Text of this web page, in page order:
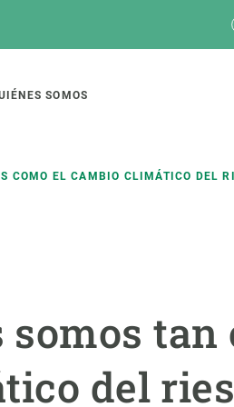
SOMOS
COMO EL CAMBIO CLIMÁTICO DEL
del
de ecosistemas Política